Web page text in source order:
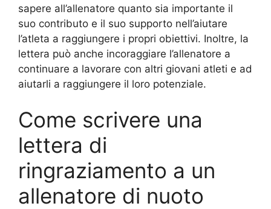
sapere all’allenatore quanto sia importante il
suo contributo e il suo supporto nell’aiutare
l’atleta a raggiungere i propri obiettivi. Inoltre, la
lettera può anche incoraggiare l’allenatore a
continuare a lavorare con altri giovani atleti e ad
aiutarli a raggiungere il loro potenziale.
Come scrivere una
lettera di
ringraziamento a un
allenatore di nuoto